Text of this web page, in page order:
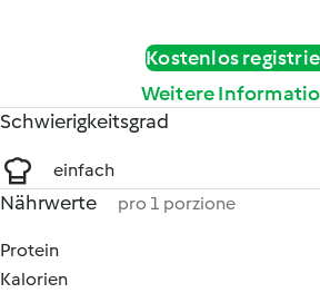
Kostenlos
Weitere
Schwierigkeitsgrad
einfach
Nährwerte pro 1 porzione
Protein
Kalorien